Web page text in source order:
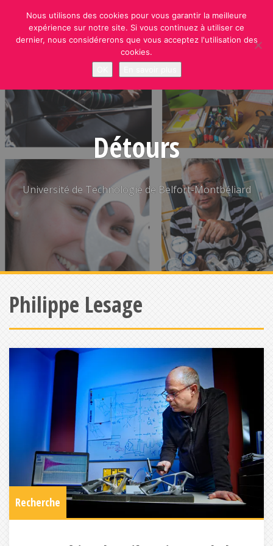
content
Détours
Université de Technologie de Belfort-Montbéliard
Philippe Lesage
Recherche
Nous utilisons des cookies pour vous garantir la meilleure
expérience sur notre site. Si vous continuez à utiliser ce
dernier, nous considérerons que vous acceptez l'utilisation des
cookies.